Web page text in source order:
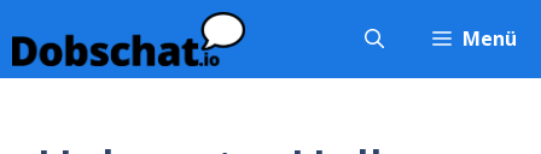
Inhalt
springen
Menü